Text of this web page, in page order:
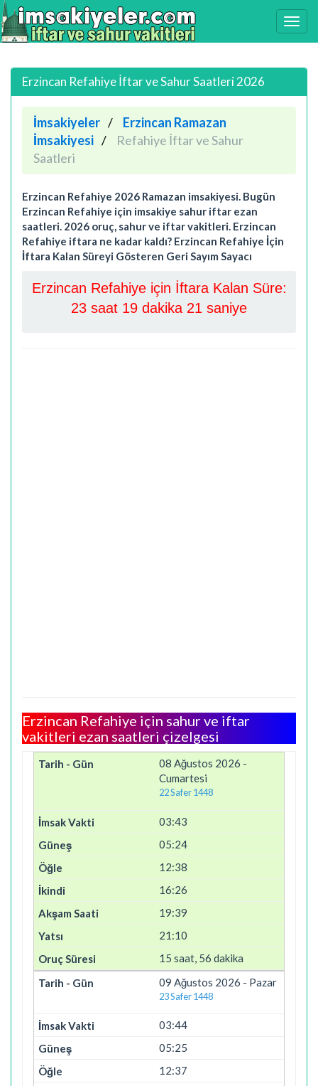
Erzincan Refahiye İftar ve Sahur Saatleri 2026
İmsakiyeler
Erzincan Ramazan
İmsakiyesi
Refahiye İftar ve Sahur
Saatleri
Erzincan Refahiye 2026 Ramazan imsakiyesi. Bugün
Erzincan Refahiye için imsakiye sahur iftar ezan
saatleri. 2026 oruç, sahur ve iftar vakitleri. Erzincan
Refahiye iftara ne kadar kaldı? Erzincan Refahiye İçin
İftara Kalan Süreyi Gösteren Geri Sayım Sayacı
Erzincan Refahiye için İftara Kalan Süre:
23 saat 19 dakika 20 saniye
Erzincan Refahiye için sahur ve iftar
vakitleri ezan saatleri çizelgesi
08 Ağustos 2026 -
Cumartesi
22 Safer 1448
03:43
05:24
12:38
16:26
19:39
21:10
15 saat, 56 dakika
09 Ağustos 2026 - Pazar
23 Safer 1448
03:44
05:25
12:37